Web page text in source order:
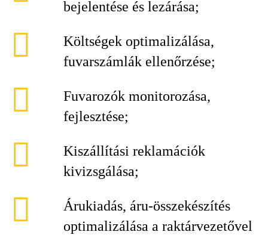
bejelentése és lezárása;
Költségek optimalizálása,
fuvarszámlák ellenőrzése;
Fuvarozók monitorozása,
fejlesztése;
Kiszállítási reklamációk
kivizsgálása;
Árukiadás, áru-összekészítés
optimalizálása a raktárvezetővel